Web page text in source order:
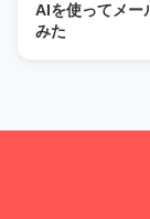
AIを使ってメー
みた